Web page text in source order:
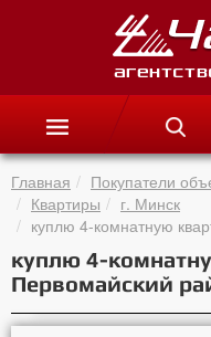
Главная Покупатели
Квартиры
г. Минск
куплю 4-комнатную
куплю 4-
Первомайский